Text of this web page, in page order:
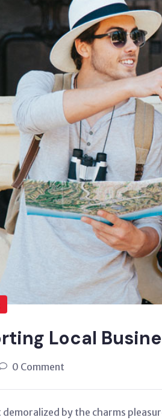
Local
0 Comment
demoralized by the charms